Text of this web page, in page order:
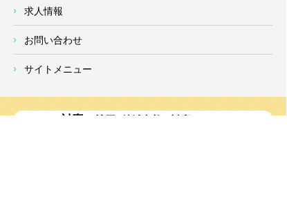
求人情報
お問い合わせ
サイトメニュー
対応エリア